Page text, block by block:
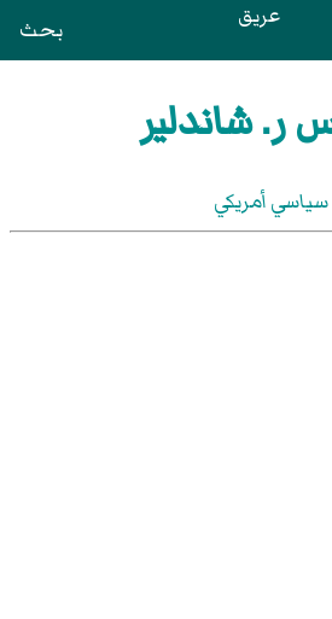
عريق بحث
ر. شاندلير
سياسي أمريكي